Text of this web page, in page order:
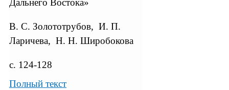
В. С. Золототрубов, И. П.
Ларичева, Н. Н. Широбокова
с. 124-128
Полный текст